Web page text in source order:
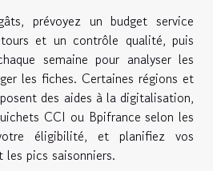
prévoyez un budget service
et un contrôle qualité, puis
semaine pour analyser les
les fiches. Certaines régions et
des aides à la digitalisation,
CCI ou Bpifrance selon les
éligibilité, et planifiez vos
les pics saisonniers.